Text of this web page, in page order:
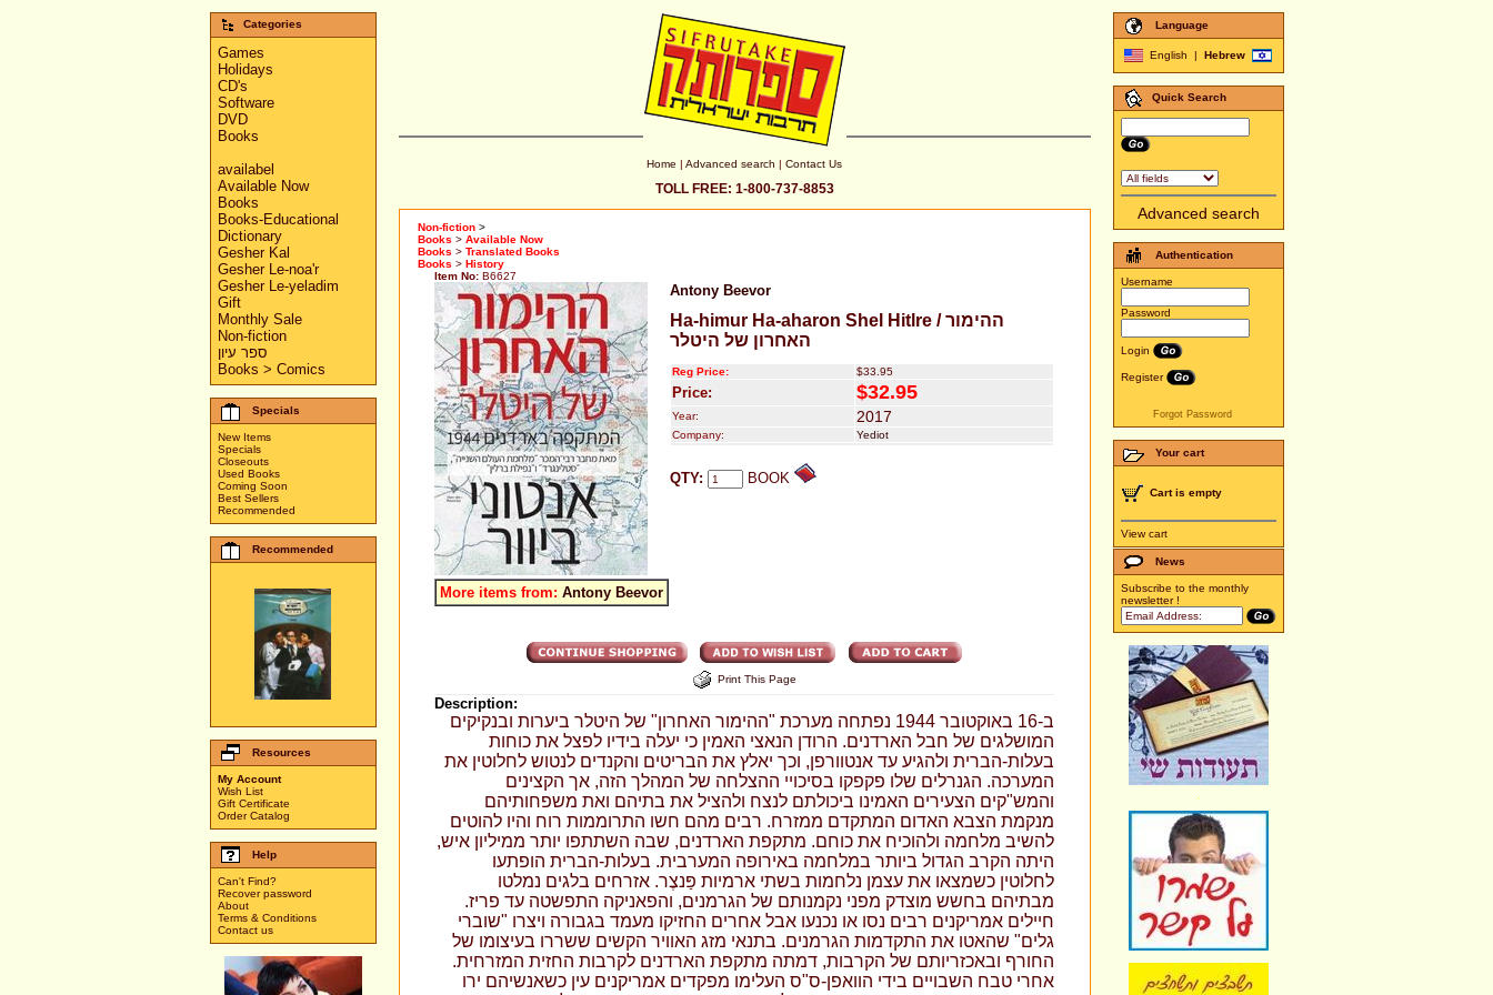
Categories
Games
Holidays
CD's
Software
DVD
Books
availabel
Available Now
Books
Books-Educational
Dictionary
Gesher Kal
Gesher Le-noa'r
Gesher Le-yeladim
Gift
Monthly Sale
Non-fiction
ספר עיון
Books > Comics
Specials
New Items
Specials
Closeouts
Used Books
Coming Soon
Best Sellers
Recommended
Recommended
Resources
My Account
Wish List
Gift Certificate
Order Catalog
Help
Can't Find?
Recover password
About
Terms & Conditions
Contact us
Home | Advanced search | Contact Us
TOLL FREE: 1-800-737-8853
Non-fiction >
Books > Available Now
Books > Translated Books
Books > History
Item No: B6627
Antony Beevor
Ha-himur Ha-aharon Shel Hitlre / ההימור
האחרון של היטלר
Reg Price: $33.95
Price: $32.95
Year: 2017
Company: Yediot
QTY: BOOK
More items from: Antony Beevor
Print This Page
Description:
ב-16 באוקטובר 1944 נפתחה מערכת "ההימור האחרון" של היטלר ביערות ובנקיקים
המושלגים של חבל הארדנים. הרודן הנאצי האמין כי יעלה בידיו לפצל את כוחות
בעלות-הברית ולהגיע עד אנטוורפן, וכך יאלץ את הבריטים והקנדים לנטוש לחלוטין את
המערכה. הגנרלים שלו פקפקו בסיכויי ההצלחה של המהלך הזה, אך הקצינים
והמש"קים הצעירים האמינו ביכולתם לנצח ולהציל את בתיהם ואת משפחותיהם
מנקמת הצבא האדום המתקדם ממזרח. רבים מהם חשו התרוממות רוח והיו להוטים
להשיב מלחמה ולהוכיח את כוחם. מתקפת הארדנים, שבה השתתפו יותר ממיליון איש,
היתה הקרב הגדול ביותר במלחמה באירופה המערבית. בעלות-הברית הופתעו
לחלוטין כשמצאו את עצמן נלחמות בשתי ארמיות פַּנצֶר. אזרחים בלגים נמלטו
מבתיהם בחשש מוצדק מפני נקמנותם של הגרמנים, והפאניקה התפשטה עד פריז.
חיילים אמריקנים רבים נסו או נכנעו אבל אחרים החזיקו מעמד בגבורה ויצרו "שוברי
גלים" שהאטו את התקדמות הגרמנים. בתנאי מזג האוויר הקשים ששררו בעיצומו של
החורף ובאכזריותם של הקרבות, דמתה מתקפת הארדנים לקרבות החזית המזרחית.
אחרי טבח השבויים בידי הוואפן-ס"ס העלימו מפקדים אמריקנים עין כשאנשיהם ירו
Language
English | Hebrew
Quick Search
Advanced search
Authentication
Username
Password
Login
Register
Forgot Password
Your cart
Cart is empty
View cart
News
Subscribe to the monthly
newsletter !